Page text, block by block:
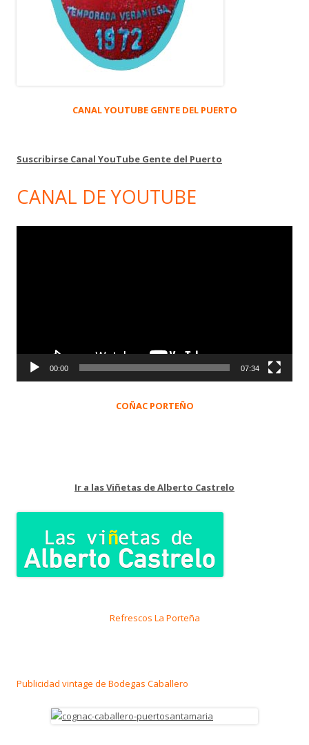
CANAL YOUTUBE GENTE DEL PUERTO
Suscribirse Canal YouTube Gente del Puerto
CANAL DE YOUTUBE
00:00 07:34
COÑAC PORTEÑO
Ir a las Viñetas de Alberto Castrelo
Refrescos La Porteña
Publicidad vintage de Bodegas Caballero